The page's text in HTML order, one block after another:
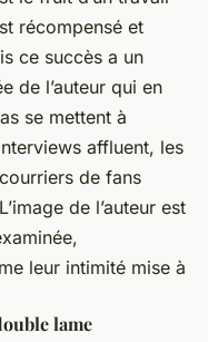
récompensé et
ce succès a un
de l’auteur qui en
se mettent à
affluent, les
de fans
de l’auteur est
leur intimité mise à
lame